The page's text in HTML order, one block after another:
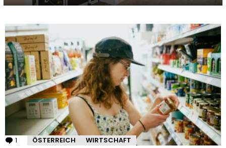
MORE
STORIES
1 Kommentar
ÖSTERREICH WIRTSCHAFT